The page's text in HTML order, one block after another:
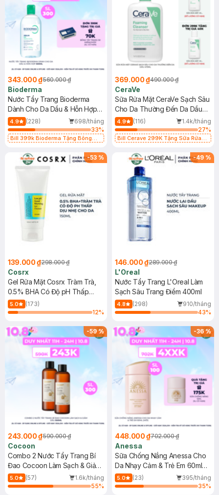
343.000 ₫560.000 ₫
Bioderma
Nước Tẩy Trang Bioderma
Dành Cho Da Dầu & Hỗn Hợp
500ml
4.9 (228)
698/tháng
33%
Bill 399k Bioderma Tặng Bông
369.000 ₫490.000 ₫
CeraVe
Sữa Rửa Mặt CeraVe Sạch Sâu
Cho Da Thường Đến Da Dầu
473ml
4.9 (116)
1.4k/tháng
27%
Bill Cerave 299K Tặng Sữa Rửa
-53 %
139.000 ₫298.000 ₫
Cosrx
Gel Rửa Mặt Cosrx Tràm Trà,
0.5% BHA Có Độ pH Thấp
150ml
5.0
(173)
12%
-49 %
146.000 ₫289.000 ₫
L'Oreal
Nước Tẩy Trang L'Oreal Làm
Sạch Sâu Trang Điểm 400ml
4.8 (298)
910/tháng
43%
-59%
243.000 ₫590.000 ₫
Cocoon
Combo 2 Nước Tẩy Trang Bí
Đao Cocoon Làm Sạch & Giảm
Dầu 500ml
5.0 (57)
1.6k/tháng
55%
-36%
448.000 ₫702.000 ₫
Anessa
Sữa Chống Nắng Anessa Cho
Da Nhạy Cảm & Trẻ Em 60ml
(Mới)
5.0 (23)
395/tháng
35%